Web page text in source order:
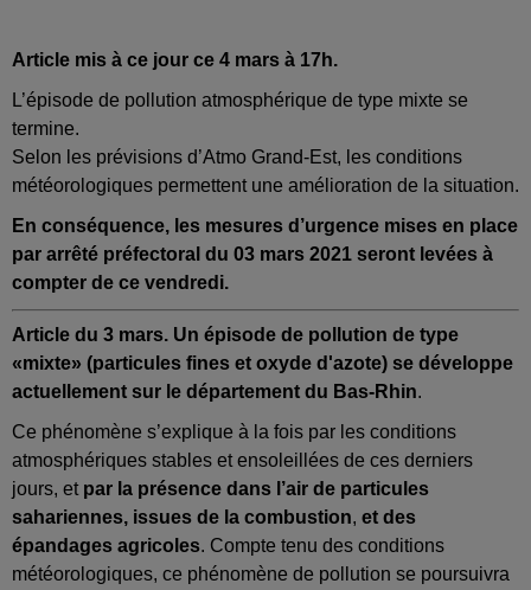
Article mis à ce jour ce 4 mars à 17h.
L’épisode de pollution atmosphérique de type mixte se
termine.
Selon les prévisions d’Atmo Grand-Est, les conditions
météorologiques permettent une amélioration de la situation.
En conséquence, les mesures d’urgence mises en place
par arrêté préfectoral du 03 mars 2021 seront levées à
compter de ce vendredi.
Article du 3 mars. Un épisode de pollution de type
«mixte» (particules fines et oxyde d'azote) se développe
actuellement sur le département du Bas-Rhin.
Ce phénomène s’explique à la fois par les conditions
atmosphériques stables et ensoleillées de ces derniers
jours, et par la présence dans l’air de particules
sahariennes, issues de la combustion, et des
épandages agricoles. Compte tenu des conditions
météorologiques, ce phénomène de pollution se poursuivra